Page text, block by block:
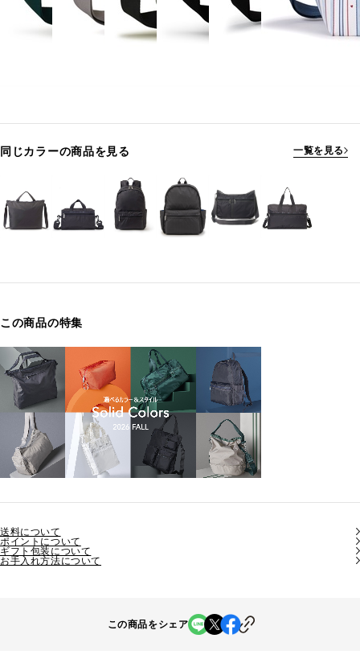
同じカラーの商品を見る 一覧を見る
この商品の特集
送料について
ポイントについて
ギフト包装について
お手入れ方法について
この商品をシェア